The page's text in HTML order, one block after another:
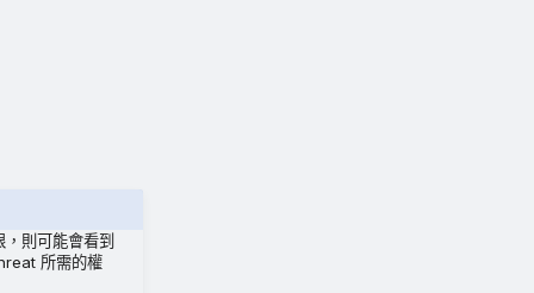
則可能會看到
所需的權